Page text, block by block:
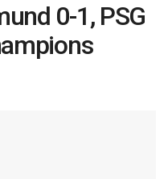
0-1, PSG